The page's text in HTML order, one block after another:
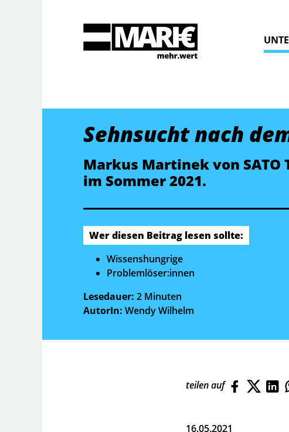
Suche
Sehnsucht nach
Markus Martinek von SATO
im Sommer 2021.
Wer diesen Beitrag lesen sollte:
Wissenshungrige
Problemlöser:innen
Lesedauer: 2 Minuten
AutorIn: Wendy Wilhelm
teilen auf
16.05.2021